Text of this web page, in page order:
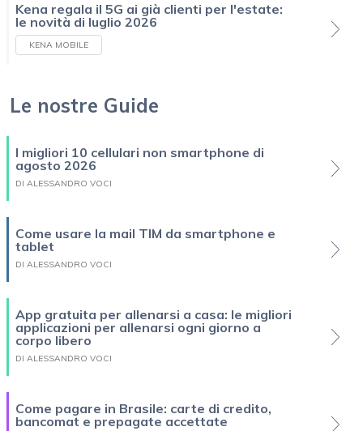
Kena regala il 5G ai già clienti per l'estate:
le novità di luglio 2026
KENA MOBILE
Le nostre Guide
I migliori 10 cellulari non smartphone di
agosto 2026
DI ALESSANDRO VOCI
Come usare la mail TIM da smartphone e
tablet
DI ALESSANDRO VOCI
App gratuita per allenarsi a casa: le migliori
applicazioni per allenarsi ogni giorno a
corpo libero
DI ALESSANDRO VOCI
Come pagare in Brasile: carte di credito,
bancomat e prepagate accettate